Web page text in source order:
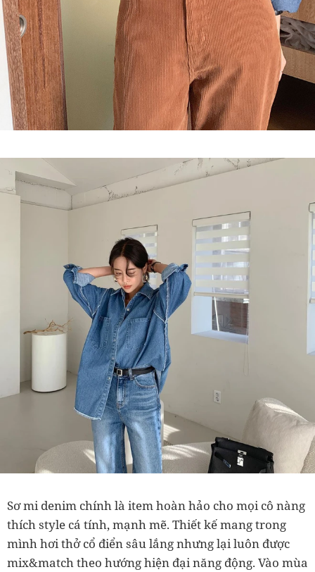
Sơ mi denim chính là item hoàn hảo cho mọi cô nàng
thích style cá tính, mạnh mẽ. Thiết kế mang trong
mình hơi thở cổ điển sâu lắng nhưng lại luôn được
mix&match theo hướng hiện đại năng động. Vào mùa